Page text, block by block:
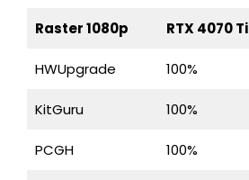
Raster 1080p RTX 4070 Ti
HWUpgrade 100%
KitGuru 100%
PCGH 100%